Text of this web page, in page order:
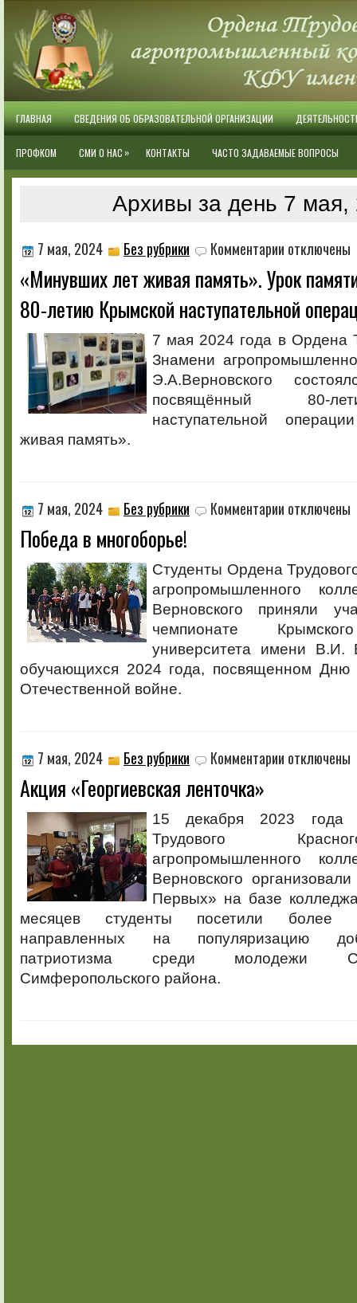
ГЛАВНАЯ СВЕДЕНИЯ ОБ ОБРАЗОВАТЕЛЬНОЙ ОРГАНИЗАЦИИ
ПРОФКОМ СМИ О НАС » КОНТАКТЫ ЧАСТО ЗАДАВАЕМЫЕ ВОПРОСЫ
Архивы за день 7 мая,
7 мая, 2024 Без рубрики Комментарии записи
«Минувших
лет
живая
память».
памяти,
посвящённый
летию
Крымской
наступательной
операции
отключены
«Минувших лет живая память». Урок
80-летию Крымской наступательной
7 мая 2024 года в Ордена
Знамени
Э.А.Верновского
посвящённый 80-
наступательной
живая память».
7 мая, 2024 Без рубрики Комментарии записи
многоборье!
отключены
Победа в многоборье!
Студенты Ордена
агропромышленного
Верновского приняли
чемпионате
университета имени В.И.
обучающихся 2024 года, посвященном
Отечественной войне.
7 мая, 2024 Без рубрики Комментарии записи
ленточка»
отключены
Акция «Георгиевская ленточка»
15 декабря 2023 года
Трудового
агропромышленного
Верновского
Первых» на базе
месяцев студенты посетили более
направленных на популяризацию
патриотизма среди молодежи
Симферопольского района.